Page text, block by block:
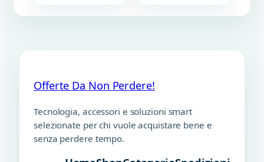
Offerte Da Non Perdere!
Tecnologia, accessori e soluzioni smart
selezionate per chi vuole acquistare bene e
senza perdere tempo.